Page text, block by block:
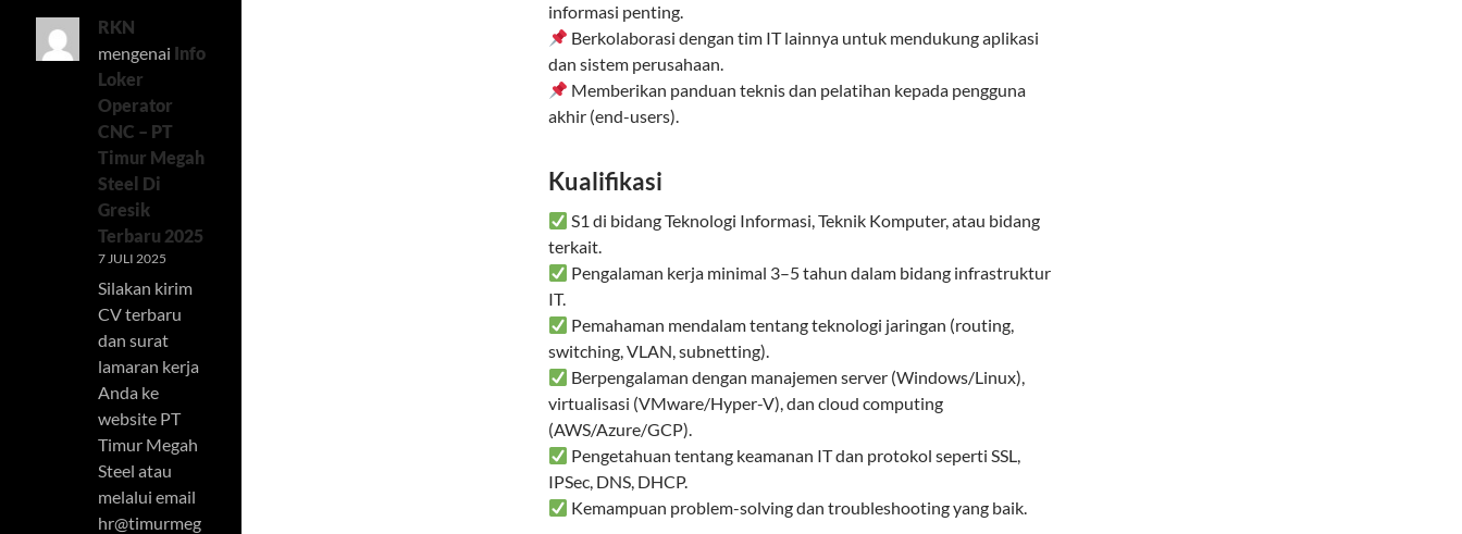
informasi penting.
Berkolaborasi dengan tim IT lainnya untuk mendukung aplikasi
dan sistem perusahaan.
Memberikan panduan teknis dan pelatihan kepada pengguna
akhir (end-users).
Kualifikasi
S1 di bidang Teknologi Informasi, Teknik Komputer, atau bidang
terkait.
Pengalaman kerja minimal 3–5 tahun dalam bidang infrastruktur
IT.
Pemahaman mendalam tentang teknologi jaringan (routing,
switching, VLAN, subnetting).
Berpengalaman dengan manajemen server (Windows/Linux),
virtualisasi (VMware/Hyper-V), dan cloud computing
(AWS/Azure/GCP).
Pengetahuan tentang keamanan IT dan protokol seperti SSL,
IPSec, DNS, DHCP.
Kemampuan problem-solving dan troubleshooting yang baik.
RKN
mengenai Info
Loker
Operator
CNC – PT
Timur Megah
Steel Di
Gresik
Terbaru 2025
7 JULI 2025
Silakan kirim
CV terbaru
dan surat
lamaran kerja
Anda ke
website PT
Timur Megah
Steel atau
melalui email
hr@timurmeg